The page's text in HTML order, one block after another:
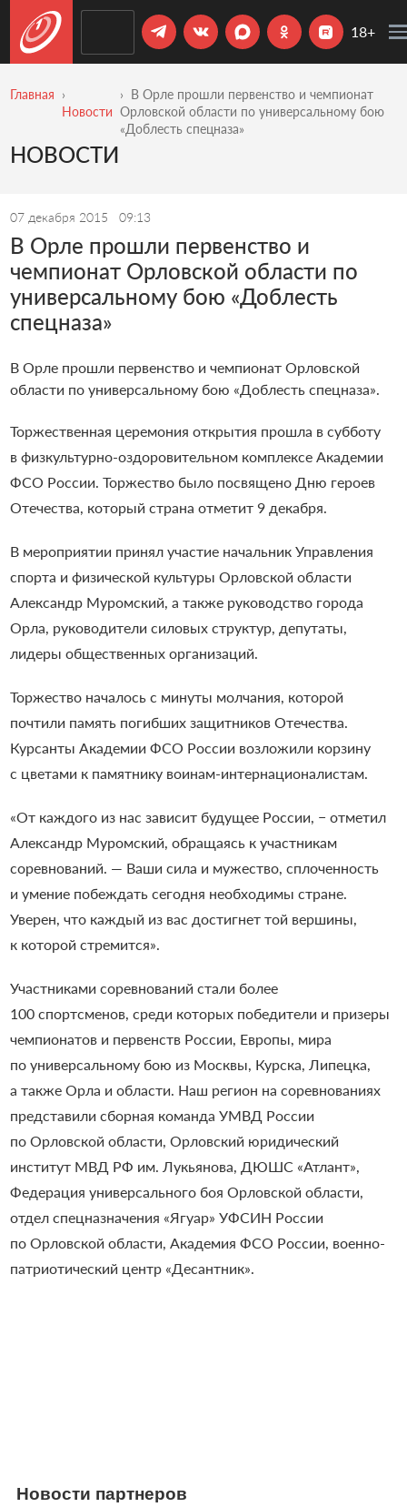
18+
Главная
Новости
В Орле прошли первенство и чемпионат
Орловской области по универсальному бою
«Доблесть спецназа»
НОВОСТИ
07 декабря 2015 09:13
В Орле прошли первенство и
чемпионат Орловской области по
универсальному бою «Доблесть
спецназа»
В Орле прошли первенство и чемпионат Орловской
области по универсальному бою «Доблесть спецназа».
Торжественная церемония открытия прошла в субботу
в физкультурно-оздоровительном комплексе Академии
ФСО России. Торжество было посвящено Дню героев
Отечества, который страна отметит 9 декабря.
В мероприятии принял участие начальник Управления
спорта и физической культуры Орловской области
Александр Муромский, а также руководство города
Орла, руководители силовых структур, депутаты,
лидеры общественных организаций.
Торжество началось с минуты молчания, которой
почтили память погибших защитников Отечества.
Курсанты Академии ФСО России возложили корзину
с цветами к памятнику воинам-интернационалистам.
«От каждого из нас зависит будущее России, − отметил
Александр Муромский, обращаясь к участникам
соревнований. — Ваши сила и мужество, сплоченность
и умение побеждать сегодня необходимы стране.
Уверен, что каждый из вас достигнет той вершины,
к которой стремится».
Участниками соревнований стали более
100 спортсменов, среди которых победители и призеры
чемпионатов и первенств России, Европы, мира
по универсальному бою из Москвы, Курска, Липецка,
а также Орла и области. Наш регион на соревнованиях
представили сборная команда УМВД России
по Орловской области, Орловский юридический
институт МВД РФ им. Лукьянова, ДЮШС «Атлант»,
Федерация универсального боя Орловской области,
отдел спецназначения «Ягуар» УФСИН России
по Орловской области, Академия ФСО России, военно-
патриотический центр «Десантник».
Новости партнеров